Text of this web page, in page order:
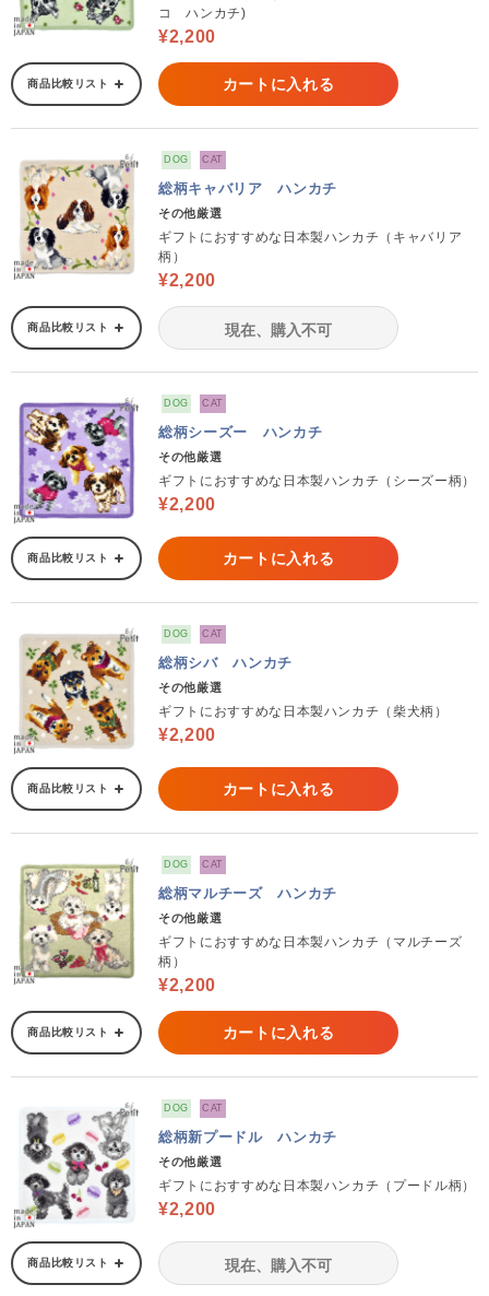
コ ハンカチ)
¥2,200
商品比較リスト カートに入れる
DOG CAT
総柄キャバリア ハンカチ
その他厳選
ギフトにおすすめな日本製ハンカチ（キャバリア
柄）
¥2,200
商品比較リスト 現在、購入不可
DOG CAT
総柄シーズー ハンカチ
その他厳選
ギフトにおすすめな日本製ハンカチ（シーズー柄）
¥2,200
商品比較リスト カートに入れる
DOG CAT
総柄シバ ハンカチ
その他厳選
ギフトにおすすめな日本製ハンカチ（柴犬柄）
¥2,200
商品比較リスト カートに入れる
DOG CAT
総柄マルチーズ ハンカチ
その他厳選
ギフトにおすすめな日本製ハンカチ（マルチーズ
柄）
¥2,200
商品比較リスト カートに入れる
DOG CAT
総柄新プードル ハンカチ
その他厳選
ギフトにおすすめな日本製ハンカチ（プードル柄）
¥2,200
商品比較リスト 現在、購入不可